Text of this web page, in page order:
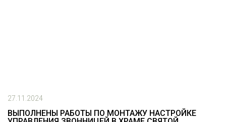
27.11.2024
ВЫПОЛНЕНЫ РАБОТЫ ПО МОНТАЖУ НАСТРОЙКЕ